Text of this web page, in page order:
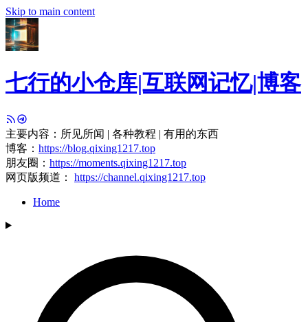
Skip to main content
七行的小仓库|互联网记忆|博客
主要内容：所见所闻 | 各种教程 | 有用的东西
博客： https://blog.qixing1217.top
朋友圈： https://moments.qixing1217.top
网页版频道： https://channel.qixing1217.top
Home